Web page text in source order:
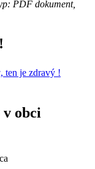
PDF dokument,
ten je zdravý !
v obci